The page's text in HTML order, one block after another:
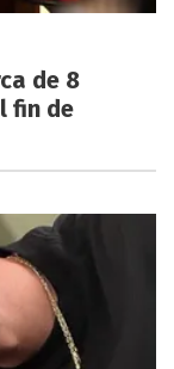
de 8
fin de